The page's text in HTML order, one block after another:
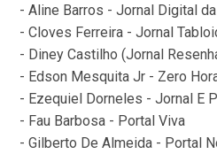
- Aline Barros - Jornal Digital
- Cloves Ferreira - Jornal
- Diney Castilho (Jornal
- Edson Mesquita Jr - Zero
- Ezequiel Dorneles - Jornal E
- Fau Barbosa - Portal Viva
- Gilberto De Almeida - Portal